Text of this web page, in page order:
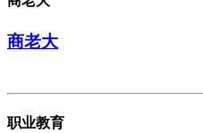
商老大
职业教育